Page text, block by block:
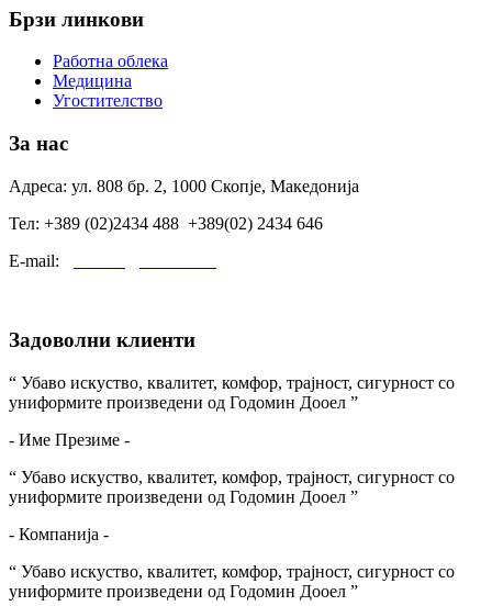
Брзи линкови
Работна облека
Медицина
Угостителство
За нас
Адреса: ул. 808 бр. 2, 1000 Скопје, Македонија
Тел: +389 (02)2434 488 +389(02) 2434 646
E-mail:
Задоволни клиенти
“ Убаво искуство, квалитет, комфор, трајност, сигурност со
униформите произведени од Годомин Дооел ”
- Име Презиме -
“ Убаво искуство, квалитет, комфор, трајност, сигурност со
униформите произведени од Годомин Дооел ”
- Компанија -
“ Убаво искуство, квалитет, комфор, трајност, сигурност со
униформите произведени од Годомин Дооел ”